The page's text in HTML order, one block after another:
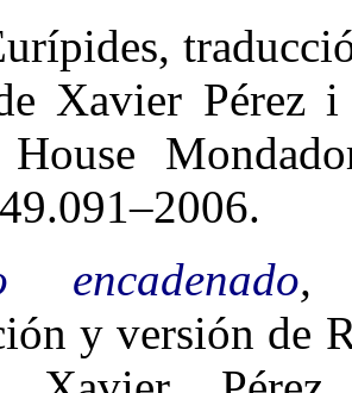
Xavier Pérez
House
encadenado,
y versión de